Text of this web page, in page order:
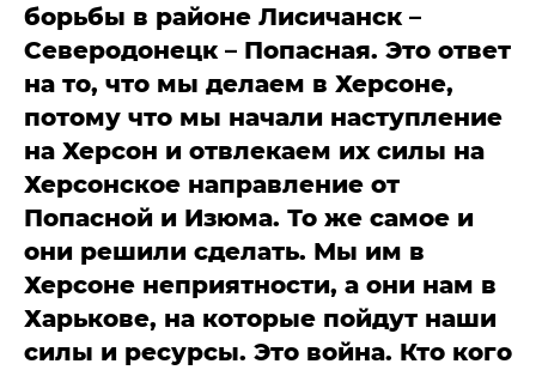
борьбы в районе Лисичанск –
Северодонецк – Попасная. Это ответ
на то, что мы делаем в Херсоне,
потому что мы начали наступление
на Херсон и отвлекаем их силы на
Херсонское направление от
Попасной и Изюма. То же самое и
они решили сделать. Мы им в
Херсоне неприятности, а они нам в
Харькове, на которые пойдут наши
силы и ресурсы. Это война. Кто кого